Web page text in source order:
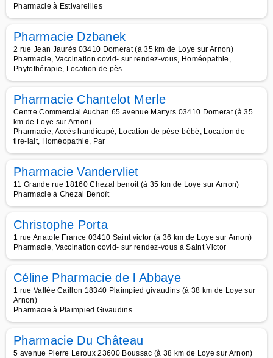
Pharmacie à Estivareilles
Pharmacie Dzbanek
2 rue Jean Jaurès 03410 Domerat (à 35 km de Loye sur Arnon)
Pharmacie, Vaccination covid- sur rendez-vous, Homéopathie,
Phytothérapie, Location de pès
Pharmacie Chantelot Merle
Centre Commercial Auchan 65 avenue Martyrs 03410 Domerat (à 35
km de Loye sur Arnon)
Pharmacie, Accès handicapé, Location de pèse-bébé, Location de
tire-lait, Homéopathie, Par
Pharmacie Vandervliet
11 Grande rue 18160 Chezal benoit (à 35 km de Loye sur Arnon)
Pharmacie à Chezal Benoît
Christophe Porta
1 rue Anatole France 03410 Saint victor (à 36 km de Loye sur Arnon)
Pharmacie, Vaccination covid- sur rendez-vous à Saint Victor
Céline Pharmacie de l Abbaye
1 rue Vallée Caillon 18340 Plaimpied givaudins (à 38 km de Loye sur
Arnon)
Pharmacie à Plaimpied Givaudins
Pharmacie Du Château
5 avenue Pierre Leroux 23600 Boussac (à 38 km de Loye sur Arnon)